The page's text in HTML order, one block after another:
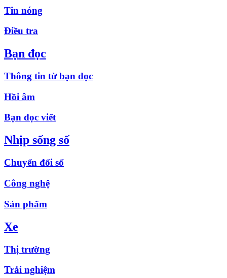
Tin nóng
Điều tra
Bạn đọc
Thông tin từ bạn đọc
Hồi âm
Bạn đọc viết
Nhịp sống số
Chuyển đổi số
Công nghệ
Sản phẩm
Xe
Thị trường
Trải nghiệm